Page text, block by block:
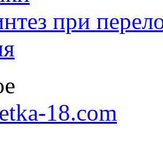
при
18.com